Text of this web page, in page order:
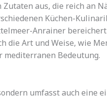
Zutaten aus, die reich an
Küchen-
Anrainer
die Art und Weise, wie
mediterranen Bedeutung.
umfasst auch eine